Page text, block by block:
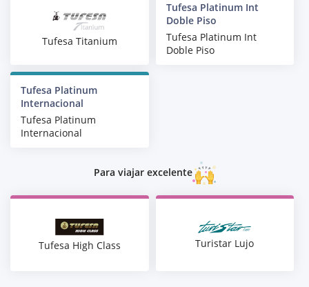
Tufesa Titanium
Tufesa Platinum Int
Doble Piso
Tufesa Platinum Int
Doble Piso
Tufesa Platinum
Internacional
Tufesa Platinum
Internacional
Para viajar excelente
Tufesa High Class Turistar Lujo